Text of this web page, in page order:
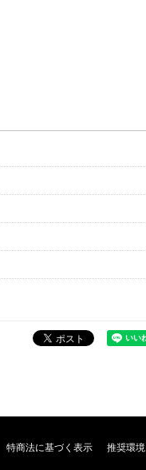
特商法に基づく表示
推奨環境